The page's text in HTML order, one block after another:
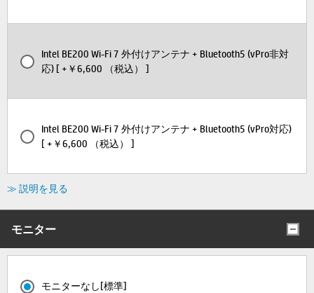
Intel BE200 Wi-Fi 7 外付けアンテナ + Bluetooth5 (vPro非対
応) [ +￥6,600 （税込） ]
Intel BE200 Wi-Fi 7 外付けアンテナ + Bluetooth5 (vPro対応)
[ +￥6,600 （税込） ]
≫ 説明を見る
モニター
モニターなし[標準]